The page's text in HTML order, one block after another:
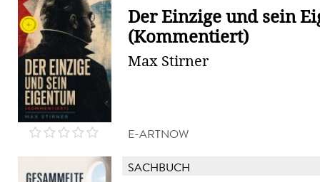
Der Einzige und sein
(Kommentiert)
Max Stirner
E-ARTNOW
SACHBUCH